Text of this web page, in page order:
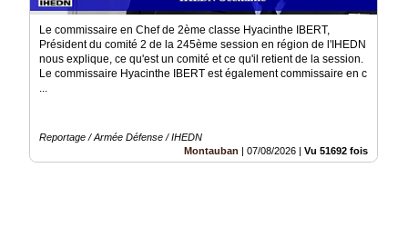
Accès
Le commissaire en Chef de 2ème classe Hyacinthe IBERT,
Président du comité 2 de la 245ème session en région de l'IHEDN
nous explique, ce qu'est un comité et ce qu'il retient de la session.
Le commissaire Hyacinthe IBERT est également commissaire en c
...
Reportage / Armée Défense / IHEDN
Montauban
07/08/2026 Vu 51692 fois